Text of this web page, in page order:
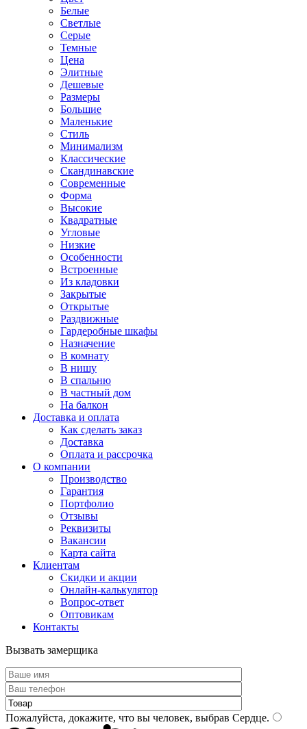
Белые
Светлые
Серые
Темные
Цена
Элитные
Дешевые
Размеры
Большие
Маленькие
Стиль
Минимализм
Классические
Скандинавские
Современные
Форма
Высокие
Квадратные
Угловые
Низкие
Особенности
Встроенные
Из кладовки
Закрытые
Открытые
Раздвижные
Гардеробные шкафы
Назначение
В комнату
В нишу
В спальню
В частный дом
На балкон
Доставка и оплата
Как сделать заказ
Доставка
Оплата и рассрочка
О компании
Производство
Гарантия
Портфолио
Отзывы
Реквизиты
Вакансии
Карта сайта
Клиентам
Скидки и акции
Онлайн-калькулятор
Вопрос-ответ
Оптовикам
Контакты
Вызвать замерщика
Пожалуйста, докажите, что вы человек, выбрав Сердце.